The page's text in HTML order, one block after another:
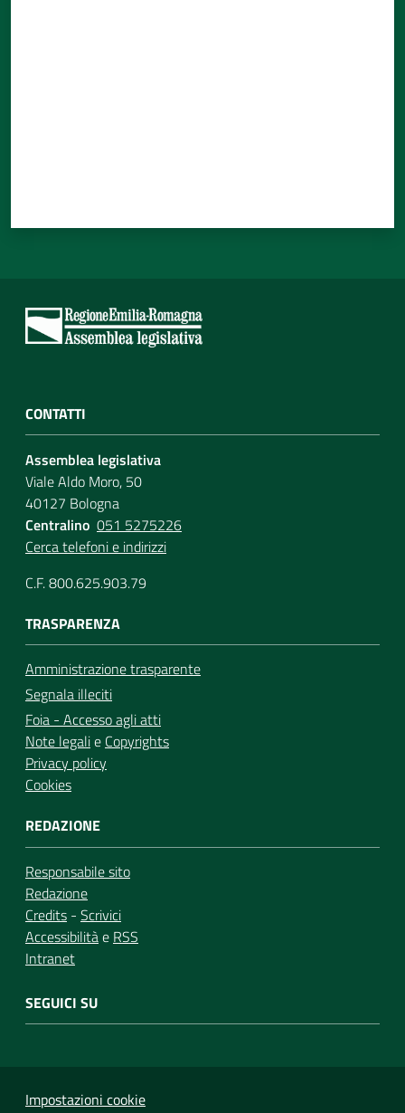
CONTATTI
Assemblea legislativa
Viale Aldo Moro, 50
40127 Bologna
Centralino 051 5275226
Cerca telefoni e indirizzi
C.F. 800.625.903.79
TRASPARENZA
Amministrazione trasparente
Segnala illeciti
Foia - Accesso agli atti
Note legalie Copyrights
Privacy policy
Cookies
REDAZIONE
Responsabile sito
Redazione
Credits - Scrivici
Accessibilitàe RSS
Intranet
SEGUICI SU
Impostazioni cookie